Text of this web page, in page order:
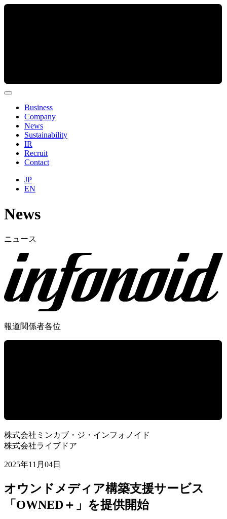
Business
Company
News
Sustainability
IR
Recruit
Contact
JP
EN
News
ニュース
報道関係者各位
株式会社ミンカブ・ジ・インフォノイド
株式会社ライブドア
2025年11月04日
オウンドメディア構築支援サービス
「OWNED＋」を提供開始